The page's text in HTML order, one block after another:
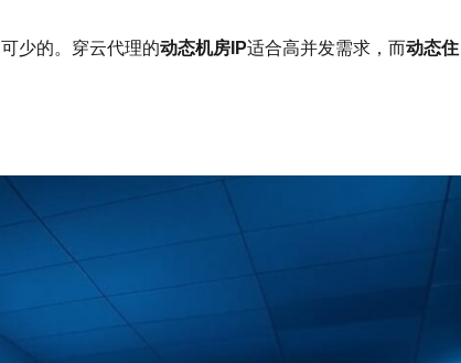
少的。穿云代理的动态机房IP适合高并发需求，而动态住